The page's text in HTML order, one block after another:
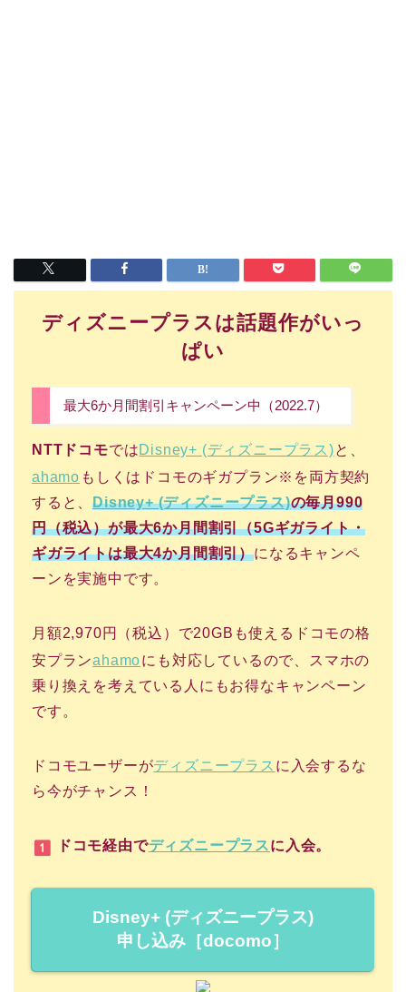
ディズニープラスは話題作がいっ
ぱい
最大6か月間割引キャンペーン中（2022.7）
NTTドコモではDisney+ (ディズニープラス)と、
ahamo もしくはドコモのギガプラン※を両方契約
すると、Disney+ (ディズニープラス)の毎月990
円（税込）が最大6か月間割引（5Gギガライト・
ギガライトは最大4か月間割引）になるキャンペ
ーンを実施中です。
月額2,970円（税込）で20GBも使えるドコモの格
安プランahamoにも対応しているので、スマホの
乗り換えを考えている人にもお得なキャンペーン
です。
ドコモユーザーがディズニープラス に入会するな
ら今がチャンス！
ドコモ経由でディズニープラスに入会。
Disney+ (ディズニープラス)
申し込み［docomo］